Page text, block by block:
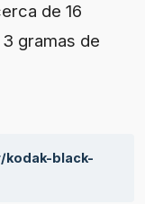
de 16
gramas de
black-